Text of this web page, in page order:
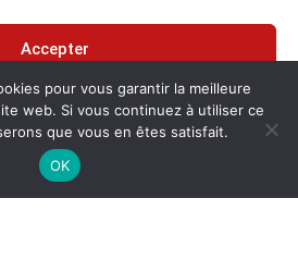
Accepter
Refuser
les préférences
Aperçu
pour vous garantir la meilleure
web. Si vous continuez à utiliser ce
que vous en êtes satisfait.
OK